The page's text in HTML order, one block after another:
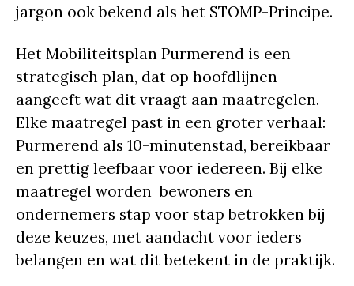
jargon ook bekend als het STOMP-Principe.
Het Mobiliteitsplan Purmerend is een
strategisch plan, dat op hoofdlijnen
aangeeft wat dit vraagt aan maatregelen.
Elke maatregel past in een groter verhaal:
Purmerend als 10-minutenstad, bereikbaar
en prettig leefbaar voor iedereen. Bij elke
maatregel worden bewoners en
ondernemers stap voor stap betrokken bij
deze keuzes, met aandacht voor ieders
belangen en wat dit betekent in de praktijk.